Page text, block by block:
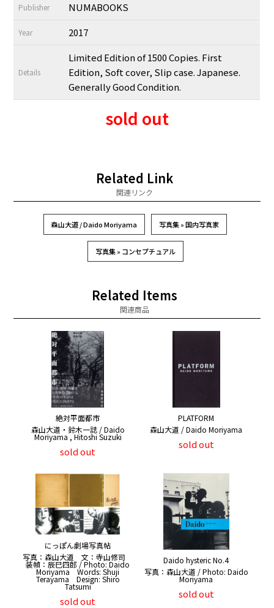
Publisher NUMABOOKS
Year 2017
Details
Limited Edition of 1500 Copies. First
Edition, Soft cover, Slip case. Japanese.
Generally Good Condition.
sold out
Related Link
関連リンク
森山大道 / Daido Moriyama 写真集 » 国内写真家
写真集 » コンセプチュアル
Related Items
関連商品
絶対平面都市
森山大道・鈴木一誌 / Daido
Moriyama , Hitoshi Suzuki
sold out
PLATFORM
森山大道 / Daido Moriyama
sold out
にっぽん劇場写真帖
写真：森山大道 文：寺山修司
装幀：辰巳四郎 / Photo: Daido
Moriyama Words: Shuji
Terayama Design: Shiro
Tatsumi
sold out
Daido hysteric No.4
写真：森山大道 / Photo: Daido
Moriyama
sold out